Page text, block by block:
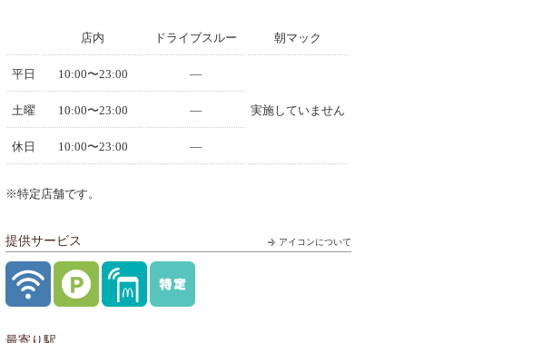
店内 ドライブスルー 朝マック
平日 10:00〜23:00 —
実施していません
土曜 10:00〜23:00 —
休日 10:00〜23:00 —
※特定店舗です。
アイコンについて
提供サービス